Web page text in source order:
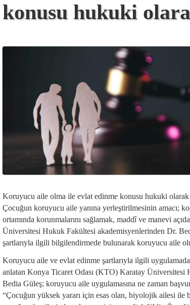
konusu hukuki
Koruyucu aile olma ile evlat edinme konusu hukuki olarak
Çocuğun koruyucu aile yanına yerleştirilmesinin amacı;
ortamında korunmalarını sağlamak, maddî ve manevi
Üniversitesi Hukuk Fakültesi akademisyenlerinden Dr.
şartlarıyla ilgili bilgilendirmede bulunarak koruyucu aile
Koruyucu aile ve evlat edinme şartlarıyla ilgili
anlatan Konya Ticaret Odası (KTO) Karatay Üniversitesi
Bedia Güleş; koruyucu aile uygulamasına ne zaman
“Çocuğun yüksek yararı için esas olan, biyolojik ailesi ile